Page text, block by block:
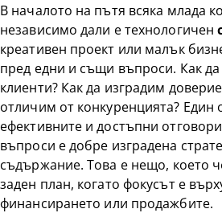
В началото на пътя всяка млада
независимо дали е технологичен
креативен проект или малък
пред едни и същи въпроси. Как
клиенти? Как да изградим
отличим от конкуренцията? Един
ефективните и достъпни
въпроси е добре изградена
съдържание. Това е нещо, което
заден план, когато фокусът е
финансирането или продажбите.